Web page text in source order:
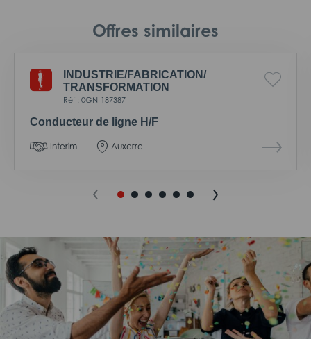
Offres similaires
INDUSTRIE/FABRICATION/
TRANSFORMATION
Réf : 0GN-187387
Conducteur de ligne H/F
Interim Auxerre